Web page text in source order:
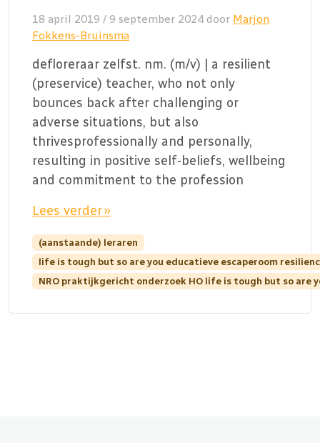
18 april 2019 / 9 september 2024 door Marjon
Fokkens-Bruinsma
defloreraar zelfst. nm. (m/v) | a resilient
(preservice) teacher, who not only
bounces back after challenging or
adverse situations, but also
thrivesprofessionally and personally,
resulting in positive self-beliefs, wellbeing
and commitment to the profession
Lees verder »
(aanstaande) leraren
life is tough but so are you educatieve escaperoom
NRO praktijkgericht onderzoek HO life is tough but so are